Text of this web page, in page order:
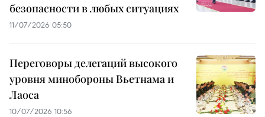
безопасности в любых ситуациях
11/07/2026 05:50
Переговоры делегаций высокого
уровня минобороны Вьетнама и
Лаоса
10/07/2026 10:56